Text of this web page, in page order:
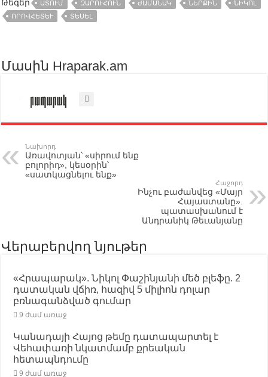
Թեգեր ԱՏՈՒՄ ԶԱՐՈՒՀՈՒՆ ԺԱՄԱՆԱԿ ՆԵՐՔԻՆ
ՆԻԿՈԼ
ՈՐՈՎՀԵՏԵՒ
ՏԵՍԵԼ
Մասին Hraparak.am
Նախորդ
Առավոտյան՝ «սիրում ենք
բոլորիդ», կեսօրին՝
«սատկացնելու ենք»
Հաջորդ
Ինչու բաժանվեց «Մայր
Հայաստանը».
պատասխանում է
Անդրանիկ Թեւանյանը
Վերաբերվող նյութեր
«Հրապարակ». Նիկոլ Փաշինյանի մեծ բլեֆը. 2
դատական վճիռ, հազիվ 5 միլիոն դոլար
բռնագանձված գումար
9 ժամ առաջ
Կանադայի Հայոց թեմը դատապարտել է
Վեհափառի նկատմամբ քրեական
հետապնդումը
9 ժամ առաջ